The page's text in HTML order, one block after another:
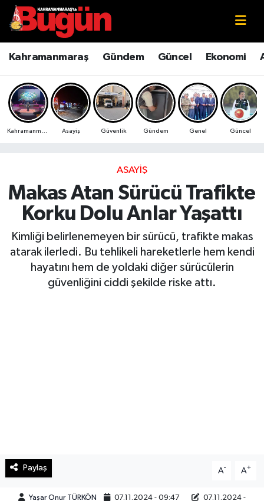
Kahramanmaraş Gündem Güncel Ekonomi
Asayiş Güvenlik Gündem Genel Güncel
ASAYIŞ
Makas Atan Sürücü Trafikte
Korku Dolu Anlar Yaşattı
Kimliği belirlenemeyen bir sürücü, trafikte makas
atarak ilerledi. Bu tehlikeli hareketlerle hem kendi
hayatını hem de yoldaki diğer sürücülerin
güvenliğini ciddi şekilde riske attı.
Paylaş A- A+
Yaşar Onur TÜRKÖN 07.11.2024 - 09:47
07.11.2024 -
Kahramanmaraş
Kahramanmaraş Sokak Röportajları
Bilim ve Teknoloji
Çevre
Ekonomi
Güncel
Haberde İnsan
Sağlık
Spor
Kahramanmaraş Nöbetçi Eczaneler
Kahramanmaraş Hava Durumu
Kahramanmaraş Namaz Vakitleri
Kahramanmaraş Trafik Yoğunluk Haritası
Süper Lig Puan Durumu ve Fikstür
Tüm Manşetler
Haber Arşivi